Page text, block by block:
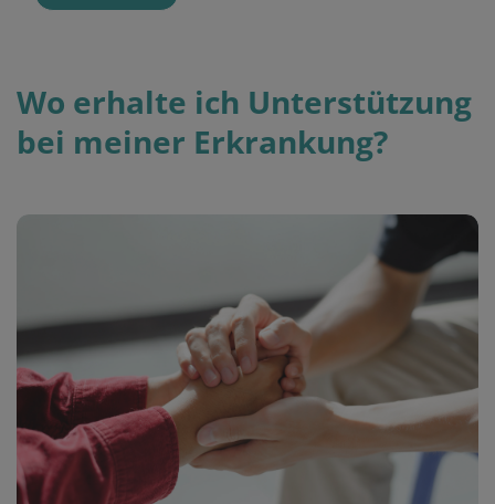
Wo erhalte ich Unterstützung
bei meiner Erkrankung?